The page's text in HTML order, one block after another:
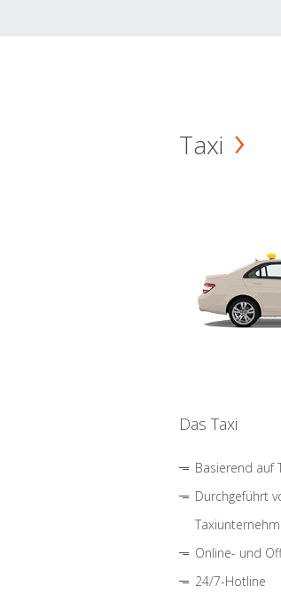
Taxi
Das Taxi
Basierend auf
Durchgeführt
Online- und
24/7-Hotline